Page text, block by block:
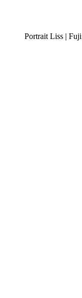
Portrait Liss |